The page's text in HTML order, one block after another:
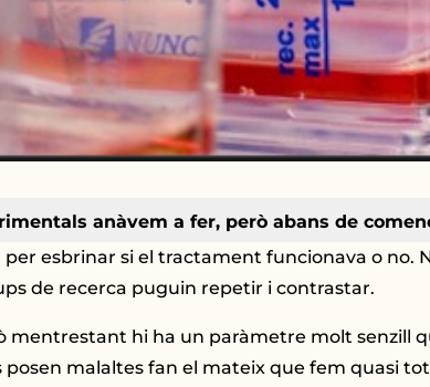
anàvem a fer, però abans de
esbrinar si el tractament funcionava o no.
de recerca puguin repetir i contrastar.
mentrestant hi ha un paràmetre molt senzill
posen malaltes fan el mateix que fem quasi